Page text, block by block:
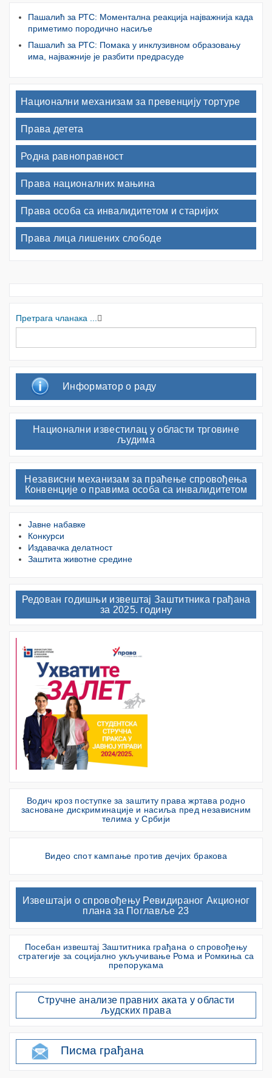
Пашалић за РТС: Моментална реакција најважнија када
приметимо породично насиље
Пашалић за РТС: Помака у инклузивном образовању
има, најважније је разбити предрасуде
Национални механизам за превенцију тортуре
Права детета
Родна равноправност
Права националних мањина
Права особа са инвалидитетом и старијих
Права лица лишених слободе
Претрага чланака ...
Информатор о раду
Национални известилац у области трговине
људима
Независни механизам за праћење спровођења
Конвенције о правима особа са инвалидитетом
Јавне набавке
Конкурси
Издавачка делатност
Заштита животне средине
Редован годишњи извештај Заштитника грађана
за 2025. годину
Водич кроз поступке за заштиту права жртава родно
засноване дискриминације и насиља пред независним
телима у Србији
Видео спот кампање против дечјих бракова
Извештаји о спровођењу Ревидираног Акционог
плана за Поглавље 23
Посебан извештај Заштитника грађана о спровођењу
стратегије за социјално укључивање Рома и Ромкиња са
препорукама
Стручне анализе правних аката у области
људских права
Писма грађана